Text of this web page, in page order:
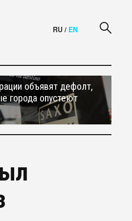
RU / EN
объявят дефолт,
города опустеют